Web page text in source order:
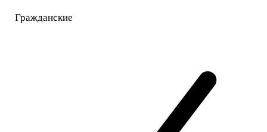
Гражданские